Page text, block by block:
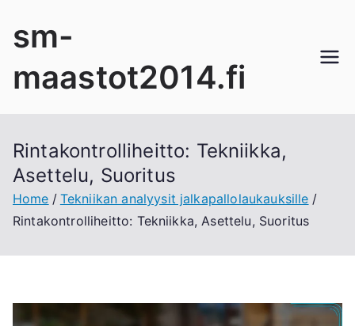
sm-
maastot2014.fi
Rintakontrolliheitto: Tekniikka,
Asettelu, Suoritus
Home
Tekniikan analyysit jalkapallolaukauksille
Rintakontrolliheitto: Tekniikka, Asettelu, Suoritus